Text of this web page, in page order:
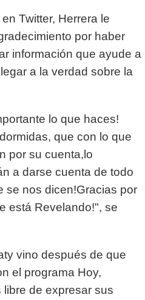
Twitter, Herrera le
por haber
información que ayude a
a la verdad sobre la
lo que haces!
que con lo que
por su cuenta,lo
a darse cuenta de todo
se nos dicen!Gracias por
está Revelando!", se
vino después de que
el programa Hoy,
de expresar sus